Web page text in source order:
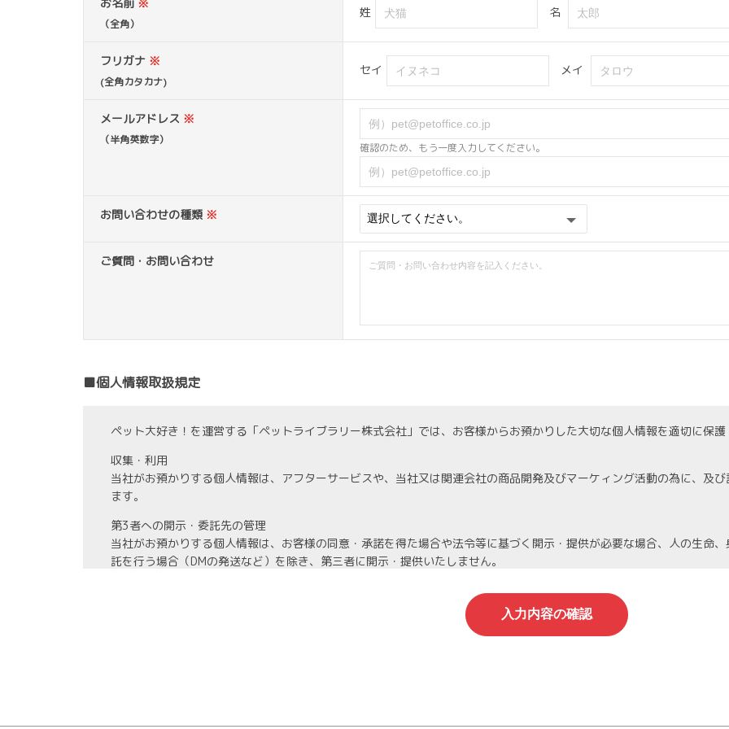
お名前 ※
（全角）
姓 名
フリガナ ※
(全角カタカナ)
セイ メイ
メールアドレス ※
（半角英数字）
確認のため、もう一度入力してください。
お問い合わせの種類 ※
ご質問・お問い合わせ
■個人情報取扱規定
ペット大好き！を運営する「ペットライブラリー株式会社」では、お客様からお預かりした大切な個人情報を適切に保
収集・利用
当社がお預かりする個人情報は、アフターサービスや、当社又は関連会社の商品開発及びマーケィング活動の為に、及
ます。
第3者への開示・委託先の管理
当社がお預かりする個人情報は、お客様の同意・承諾を得た場合や法令等に基づく開示・提供が必要な場合、人の生命
託を行う場合（DMの発送など）を除き、第三者に開示・提供いたしません。
当社がお預かりする氏名、住所、電話番号等の個人情報は当社が責任を持って管理し、個人情報への不正アクセスや情